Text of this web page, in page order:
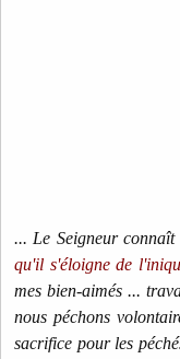
... Le Seigneur
qu'il s'éloigne de
mes bien-aimés ...
nous péchons
sacrifice pour les